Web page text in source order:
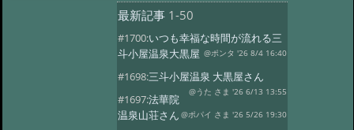
最新記事 1-50
#1700:いつも幸福な時間が流れる三
斗小屋温泉大黒屋 @ポンタ '26 8/4 16:40
#1698:三斗小屋温泉 大黒屋さん
@うた さま '26 6/13 13:55
#1697:法華院
温泉山荘さん @ポパイ さま '26 5/26 19:30